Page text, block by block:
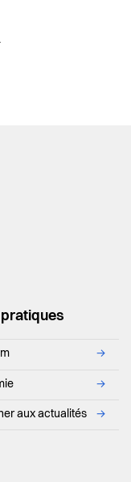
pratiques
→
→
aux actualités →